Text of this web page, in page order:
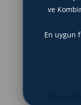
ve
En uygun